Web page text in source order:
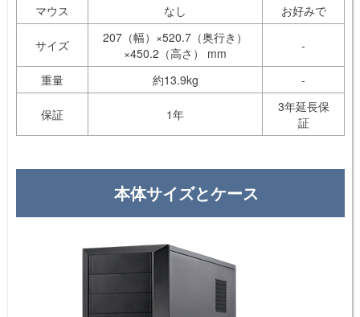
マウス なし お好みで
サイズ
207（幅）×520.7（奥行き）
×450.2（高さ） mm
-
重量 約13.9kg -
保証 1年
3年延長保
証
本体サイズとケース